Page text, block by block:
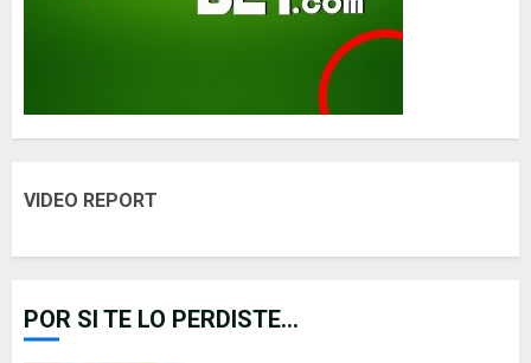
VIDEO REPORT
POR SI TE LO PERDISTE...